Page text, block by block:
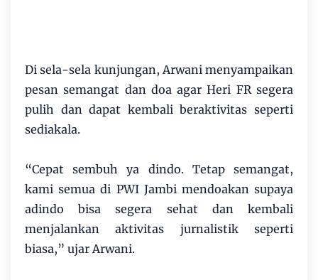
Di sela-sela kunjungan, Arwani menyampaikan
pesan semangat dan doa agar Heri FR segera
pulih dan dapat kembali beraktivitas seperti
sediakala.
“Cepat sembuh ya dindo. Tetap semangat,
kami semua di PWI Jambi mendoakan supaya
adindo bisa segera sehat dan kembali
menjalankan aktivitas jurnalistik seperti
biasa,” ujar Arwani.